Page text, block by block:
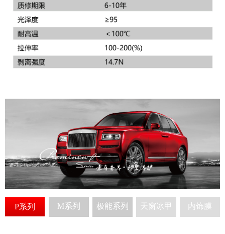
P系列 M系列 极能系列 天窗冰甲 内饰膜